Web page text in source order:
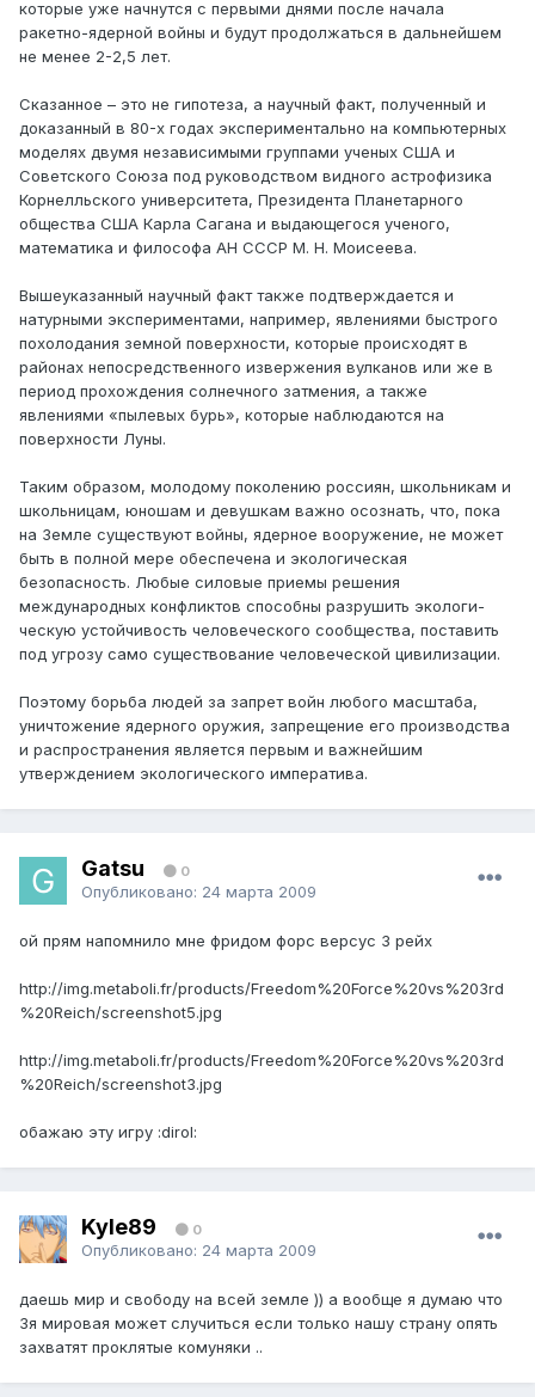
которые уже начнутся с первыми днями после начала
ракетно-ядерной войны и будут продолжаться в дальнейшем
не менее 2-2,5 лет.
Сказанное – это не гипотеза, а научный факт, полученный и
доказанный в 80-х годах экспериментально на компьютерных
моделях двумя независимыми группами ученых США и
Советского Союза под руководством видного астрофизика
Корнелльского университета, Президента Планетарного
общества США Карла Сагана и выдающегося ученого,
математика и философа АН СССР М. Н. Моисеева.
Вышеуказанный научный факт также подтверждается и
натурными экспериментами, например, явлениями быстрого
похолодания земной поверхности, которые происходят в
районах непосредственного извержения вулканов или же в
период прохождения солнечного затмения, а также
явлениями «пылевых бурь», которые наблюдаются на
поверхности Луны.
Таким образом, молодому поколению россиян, школьникам и
школьницам, юношам и девушкам важно осознать, что, пока
на Земле существуют войны, ядерное вооружение, не может
быть в полной мере обеспечена и экологическая
безопасность. Любые силовые приемы решения
международных конфликтов способны разрушить экологи-
ческую устойчивость человеческого сообщества, поставить
под угрозу само существование человеческой цивилизации.
Поэтому борьба людей за запрет войн любого масштаба,
уничтожение ядерного оружия, запрещение его производства
и распространения является первым и важнейшим
утверждением экологического императива.
Gatsu 0
Опубликовано: 24 марта 2009
ой прям напомнило мне фридом форс версус 3 рейх
http://img.metaboli.fr/products/Freedom%20Force%20vs%203rd
%20Reich/screenshot5.jpg
http://img.metaboli.fr/products/Freedom%20Force%20vs%203rd
%20Reich/screenshot3.jpg
обажаю эту игру :dirol:
Kyle89 0
Опубликовано: 24 марта 2009
даешь мир и свободу на всей земле )) а вообще я думаю что
3я мировая может случиться если только нашу страну опять
захватят проклятые комуняки ..